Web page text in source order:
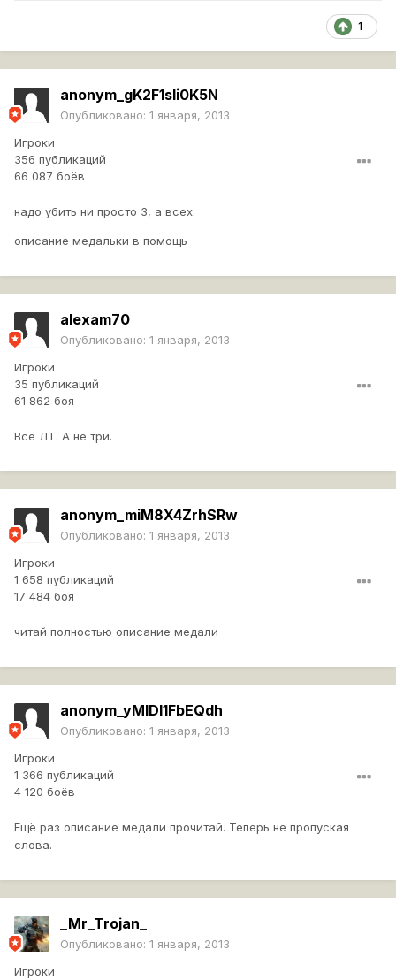
1
anonym_gK2F1sli0K5N
Опубликовано: 1 января, 2013
Игроки
356 публикаций
66 087 боёв
надо убить ни просто 3, а всех.
описание медальки в помощь
alexam70
Опубликовано: 1 января, 2013
Игроки
35 публикаций
61 862 боя
Все ЛТ. А не три.
anonym_miM8X4ZrhSRw
Опубликовано: 1 января, 2013
Игроки
1 658 публикаций
17 484 боя
читай полностью описание медали
anonym_yMIDl1FbEQdh
Опубликовано: 1 января, 2013
Игроки
1 366 публикаций
4 120 боёв
Ещё раз описание медали прочитай. Теперь не пропуская
слова.
_Mr_Trojan_
Опубликовано: 1 января, 2013
Игроки